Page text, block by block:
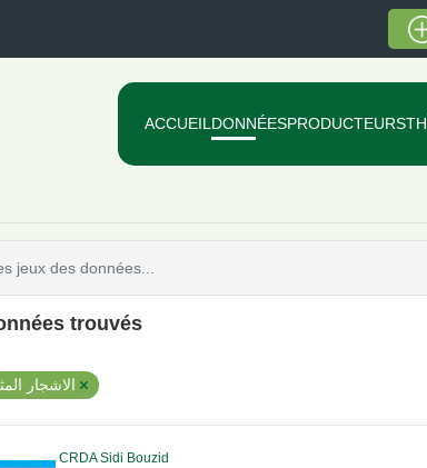
ACCUEIL DONNÉESPRODUCTEURS
trouvés
CRDA Sidi Bouzid